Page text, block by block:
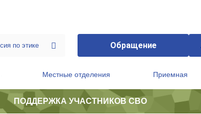
Обращение
Местные отделения Приемная
ПОДДЕРЖКА УЧАСТНИКОВ СВО